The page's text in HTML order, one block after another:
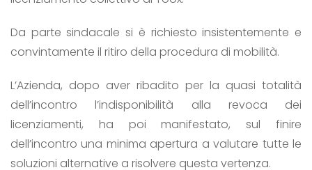
Da parte sindacale si è richiesto insistentemente e
convintamente il ritiro della procedura di mobilità.
L’Azienda, dopo aver ribadito per la quasi totalità
dell’incontro l’indisponibilità alla revoca dei
licenziamenti, ha poi manifestato, sul finire
dell’incontro una minima apertura a valutare tutte le
soluzioni alternative a risolvere questa vertenza.